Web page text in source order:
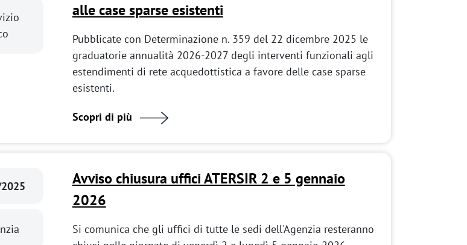
alle case sparse esistenti
Pubblicate con Determinazione n. 359 del 22 dicembre 2025 le
graduatorie annualità 2026-2027 degli interventi funzionali agli
estendimenti di rete acquedottistica a favore delle case sparse
esistenti.
Scopri di più
Avviso chiusura uffici ATERSIR 2 e 5 gennaio
2026
Si comunica che gli uffici di tutte le sedi dell'Agenzia resteranno